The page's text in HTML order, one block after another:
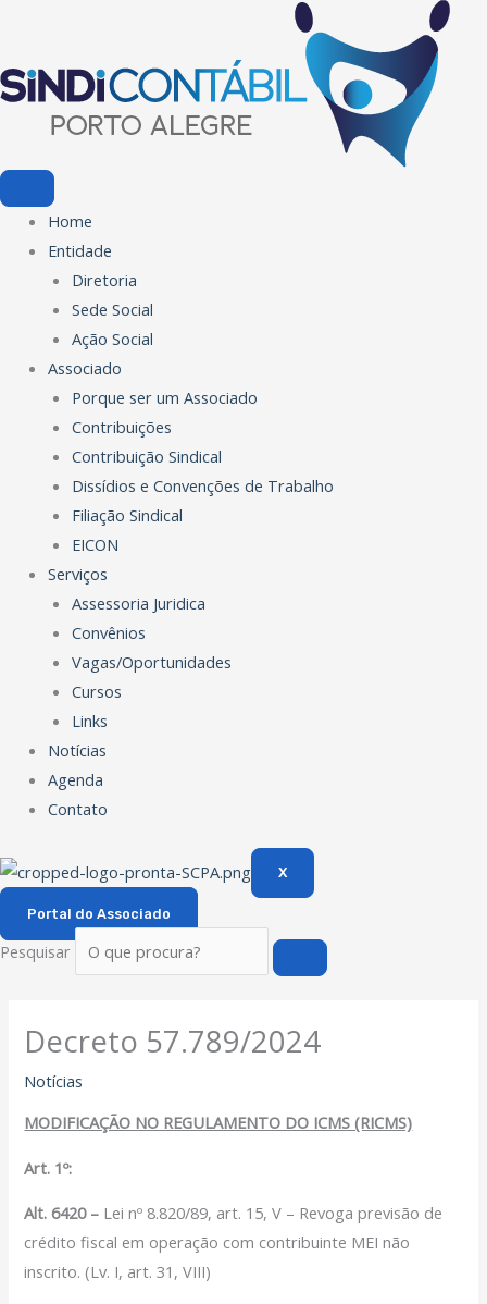
o
conteúdo
Home
Entidade
Diretoria
Sede Social
Ação Social
Associado
Porque ser um Associado
Contribuições
Contribuição Sindical
Dissídios e Convenções de Trabalho
Filiação Sindical
EICON
Serviços
Assessoria Juridica
Convênios
Vagas/Oportunidades
Cursos
Links
Notícias
Agenda
Contato
X
Portal do Associado
Pesquisar
Decreto 57.789/2024
Notícias
MODIFICAÇÃO NO REGULAMENTO DO ICMS (RICMS)
Art. 1º:
Alt. 6420 – Lei nº 8.820/89, art. 15, V – Revoga previsão de
crédito fiscal em operação com contribuinte MEI não
inscrito. (Lv. I, art. 31, VIII)